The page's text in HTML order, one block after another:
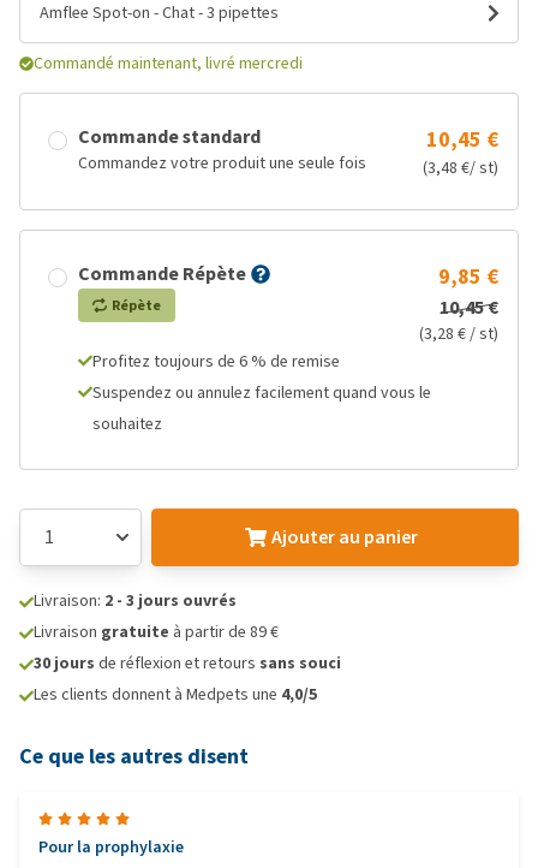
Amflee Spot-on - Chat - 3 pipettes
Commandé maintenant, livré mercredi
Commande standard
Commandez votre produit une seule fois
10,45 €
(3,48 €/ st)
Commande Répète
Répète
9,85 €
10,45 €
(3,28 € / st)
Profitez toujours de 6 % de remise
Suspendez ou annulez facilement quand vous le
souhaitez
Ajouter au panier
Livraison: 2 - 3 jours ouvrés
Livraison gratuite à partir de 89 €
30 jours de réflexion et retours sans souci
Les clients donnent à Medpets une 4,0/5
Ce que les autres disent
Pour la prophylaxie